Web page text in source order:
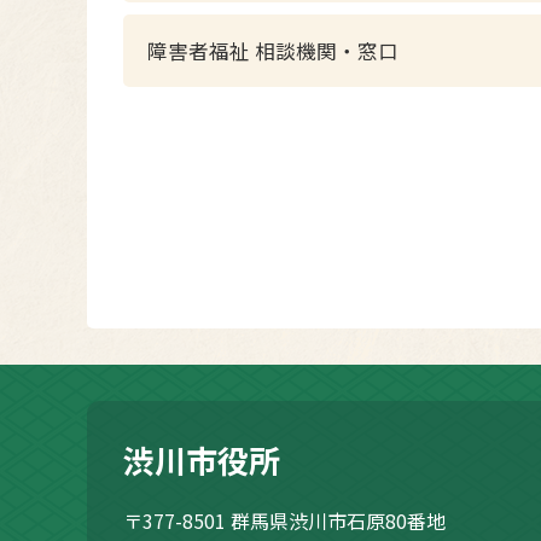
障害者福祉 相談機関・窓口
渋川市役所
〒377-8501 群馬県渋川市石原80番地